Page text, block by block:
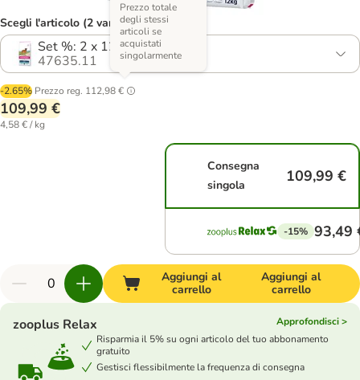
Scegli l'articolo (2 varianti)
Set %: 2 x 12 kg
47635.11
-2.65% Prezzo reg. 112,98 €
Prezzo totale
degli stessi
articoli se
acquistati
singolarmente
109,99 €
4,58 € / kg
Consegna
singola
109,99 €
-15% 93,49
Aggiungi al
carrello
Aggiungi al
carrello
zooplus Relax
Approfondisci >
Risparmia il 5% su ogni articolo del tuo abbonamento
gratuito
Gestisci flessibilmente la frequenza di consegna